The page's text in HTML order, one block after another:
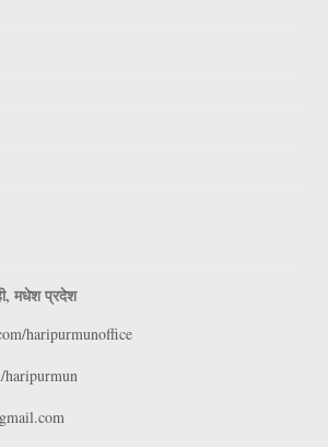
मधेश प्रदेश
haripurmunoffice